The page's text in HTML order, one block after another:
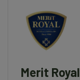
Merit Royal